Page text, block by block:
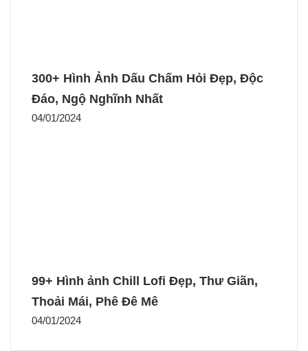
300+ Hình Ảnh Dấu Chấm Hỏi Đẹp, Độc
Đáo, Ngộ Nghĩnh Nhất
04/01/2024
99+ Hình ảnh Chill Lofi Đẹp, Thư Giãn,
Thoải Mái, Phê Đê Mê
04/01/2024